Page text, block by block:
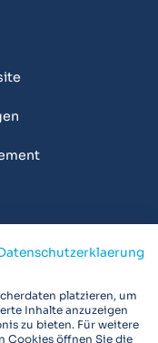
von Spirometern,
sind wir weltweit
platzieren, um
Inhalte anzuzeigen
zu bieten. Für weitere
Cookies öffnen Sie die